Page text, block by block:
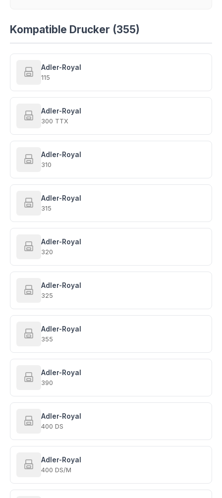
Kompatible Drucker (355)
Adler-Royal
115
Adler-Royal
300 TTX
Adler-Royal
310
Adler-Royal
315
Adler-Royal
320
Adler-Royal
325
Adler-Royal
355
Adler-Royal
390
Adler-Royal
400 DS
Adler-Royal
400 DS/M